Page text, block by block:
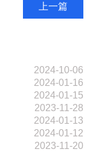
上一篇
2024-10-06
2024-01-16
2024-01-15
2023-11-28
2024-01-13
2024-01-12
2023-11-20